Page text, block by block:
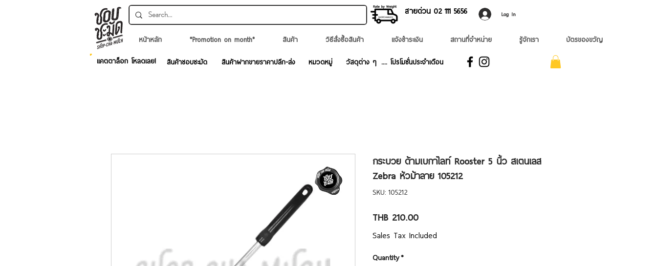
สายด่วน 02 ​111 5656 Log In
หน้าหลัก *Promotion on month* สินค้า วิธีสั่งซื้อสินค้า แจ้งชำระเงิน สถานที่จำหน่าย รู้จักเรา บัตรของขวัญ
สินค้าชอบชะมัด สินค้าฝากขายราคาปลีก-ส่ง หมวดหมู่ วัสดุต่าง ๆ .... โปรโมชั่นประจำเดือน
แคตตาล็อก โหลดเลย!
กระบวย ด้ามเบกาไลท์ Rooster 5 นิ้ว สเตนเลส
Zebra หัวม้าลาย 105212
SKU: 105212
THB 210.00Price
Sales Tax Included
Quantity*